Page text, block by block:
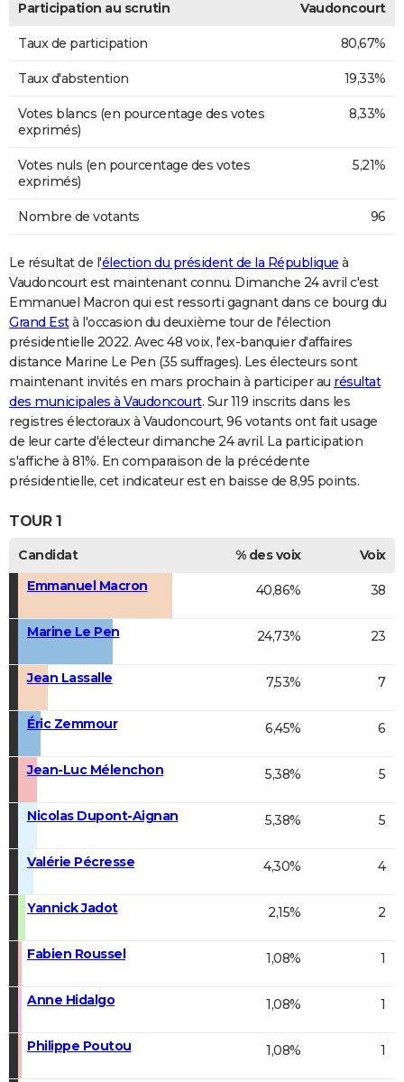
Participation au scrutin Vaudoncourt
Taux de participation 80,67%
Taux d'abstention 19,33%
Votes blancs (en pourcentage des votes
exprimés)
8,33%
Votes nuls (en pourcentage des votes
exprimés)
5,21%
Nombre de votants 96
Le résultat de l'élection du président de la République à
Vaudoncourt est maintenant connu. Dimanche 24 avril c'est
Emmanuel Macron qui est ressorti gagnant dans ce bourg du
Grand Està l'occasion du deuxième tour de l'élection
présidentielle 2022. Avec 48 voix, l'ex-banquier d'affaires
distance Marine Le Pen (35 suffrages). Les électeurs sont
maintenant invités en mars prochain à participer au résultat
des municipales à Vaudoncourt. Sur 119 inscrits dans les
registres électoraux à Vaudoncourt, 96 votants ont fait usage
de leur carte d'électeur dimanche 24 avril. La participation
s'affiche à 81%. En comparaison de la précédente
présidentielle, cet indicateur est en baisse de 8,95 points.
TOUR 1
Candidat % des voix
Voix
Emmanuel Macron
40,86% 38
Marine Le Pen 24,73% 23
Jean Lassalle 7,53% 7
Éric Zemmour 6,45% 6
Jean-Luc Mélenchon 5,38% 5
Nicolas Dupont-Aignan 5,38% 5
Valérie Pécresse 4,30% 4
Yannick Jadot 2,15% 2
Fabien Roussel 1,08% 1
Anne Hidalgo 1,08% 1
Philippe Poutou 1,08% 1